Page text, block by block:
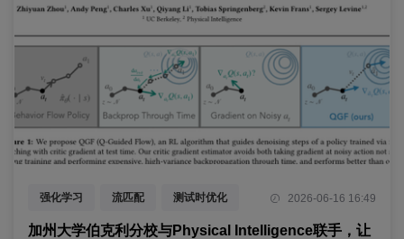
强化学习 流匹配 测试时优化 2026-06-16 16:49
加州大学伯克利分校与Physical Intelligence联手，让